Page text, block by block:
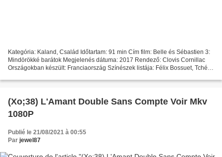
Kategória: Kaland, Család Időtartam: 91 min Cím film: Belle és Sébastien 3:
Mindörökké barátok Megjelenés dátuma: 2017 Rendező: Clovis Cornillac
Országokban készült: Franciaország Színészek listája: Félix Bossuet, Tchéky
(Xo;38) L'Amant Double Sans Compte Voir Mkv
1080P
Publié le 21/08/2021 à 00:55
Par jewel87